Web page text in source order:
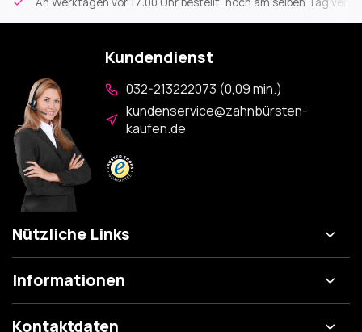
Kundendienst
032-213222073 (0,09 min.)
kundenservice@zahnbürsten-
kaufen.de
Nützliche Links
Informationen
Kontaktdaten